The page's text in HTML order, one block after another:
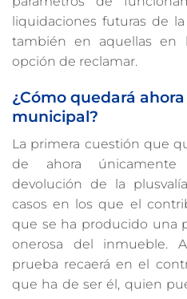
liquidaciones futuras de
también en aquellas en
opción de reclamar.
¿Cómo quedará
municipal?
La primera cuestión que
de ahora
devolución de la
casos en los que el
que se ha producido una
onerosa del inmueble.
prueba recaerá en el
que ha de ser él, quien